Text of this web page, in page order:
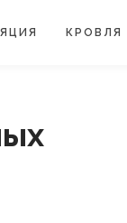
КРОВЛЯ